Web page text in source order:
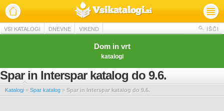
VSI KATALOGI DNEVNE VIKEND IŠČI
Dom in vrt
katalogi
Spar in Interspar katalog do 9.6.
Katalogi » Spar katalog » Spar in Interspar katalog do 9.6.